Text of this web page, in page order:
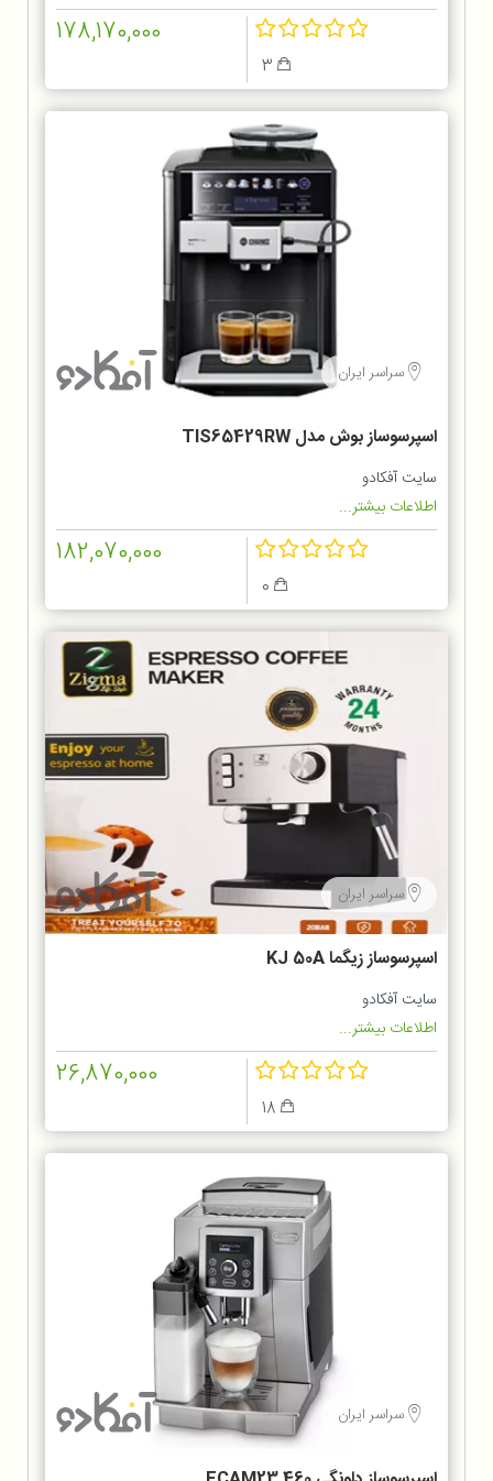
178,170,000
سراسر ایران
اسپرسوساز بوش مدل TIS65429RW
سایت آفکادو
اطلاعات بیشتر...
182,070,000
سراسر ایران
اسپرسوساز زیگما KJ 50A
سایت آفکادو
اطلاعات بیشتر...
26,870,000
سراسر ایران